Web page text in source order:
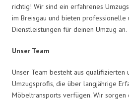
richtig! Wir sind ein erfahrenes
im Breisgau und bieten professionelle
Dienstleistungen für deinen Umzug an.
Unser Team
Unser Team besteht aus qualifizierten
Umzugsprofis, die über langjährige
Möbeltransports verfügen. Wir sorgen